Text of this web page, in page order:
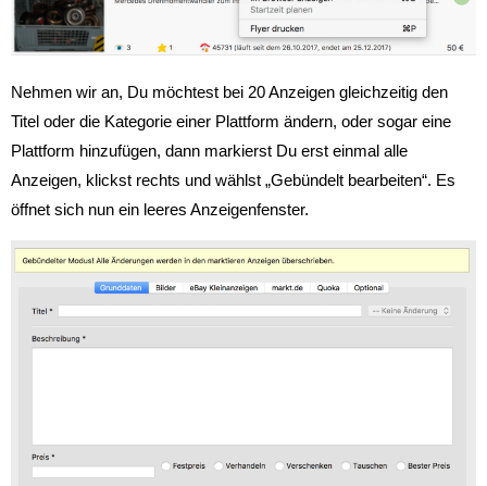
Nehmen wir an, Du möchtest bei 20 Anzeigen gleichzeitig den
Titel oder die Kategorie einer Plattform ändern, oder sogar eine
Plattform hinzufügen, dann markierst Du erst einmal alle
Anzeigen, klickst rechts und wählst „Gebündelt bearbeiten“. Es
öffnet sich nun ein leeres Anzeigenfenster.